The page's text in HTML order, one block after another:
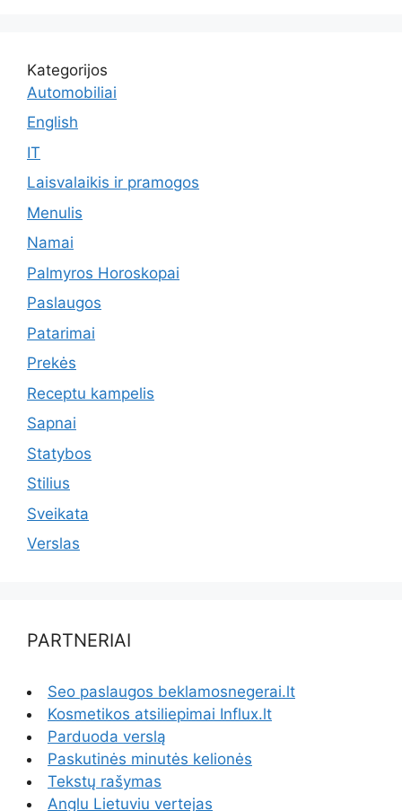
Kategorijos
Automobiliai
English
IT
Laisvalaikis ir pramogos
Menulis
Namai
Palmyros Horoskopai
Paslaugos
Patarimai
Prekės
Receptu kampelis
Sapnai
Statybos
Stilius
Sveikata
Verslas
PARTNERIAI
Seo paslaugos beklamosnegerai.lt
Kosmetikos atsiliepimai Influx.lt
Parduoda verslą
Paskutinės minutės kelionės
Tekstų rašymas
Anglu Lietuviu vertejas